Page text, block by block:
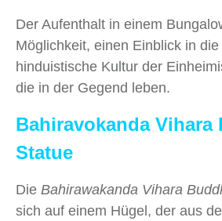
Der Aufenthalt in einem
Möglichkeit, einen Einblick in
hinduistische Kultur der
die in der Gegend leben.
Bahiravokanda Vihara
Statue
Die Bahirawakanda Vihara
sich auf einem Hügel, der aus